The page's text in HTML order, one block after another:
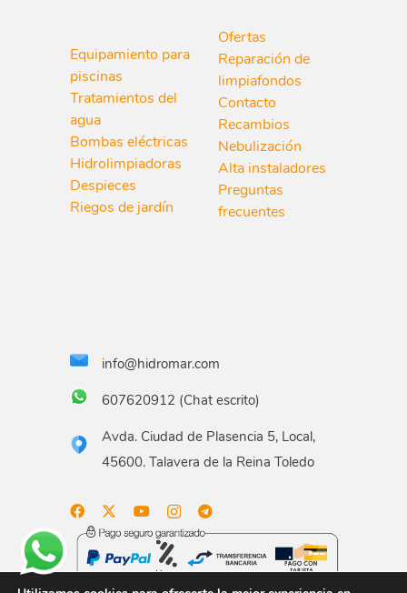
Equipamiento para
piscinas
Tratamientos del
agua
Bombas eléctricas
Hidrolimpiadoras
Despieces
Riegos de jardín
Ofertas
Reparación de
limpiafondos
Contacto
Recambios
Nebulización
Alta instaladores
Preguntas
frecuentes
info@hidromar.com
607620912 (Chat escrito)
Avda. Ciudad de Plasencia 5, Local,
45600. Talavera de la Reina Toledo